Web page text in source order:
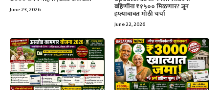
June 23, 2026 बहिणींना ₹१५०० मिळणार? जून
हप्त्याबाबत मोठी चर्चा
June 22, 2026